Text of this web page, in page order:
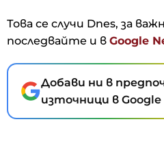
Това се случи Dnes, за
последвайте и в Google
Добави ни в
източници в Google